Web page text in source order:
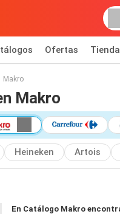
Ofertas
Makro
Makro
Heineken Artois
En Catálogo Makro